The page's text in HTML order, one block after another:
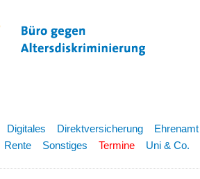
Digitales Direktversicherung Ehrenamt
Rente Sonstiges Termine Uni & Co.